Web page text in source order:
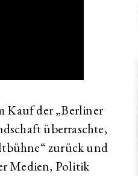
Kauf der „Berliner
überraschte,
zurück und
Medien, Politik